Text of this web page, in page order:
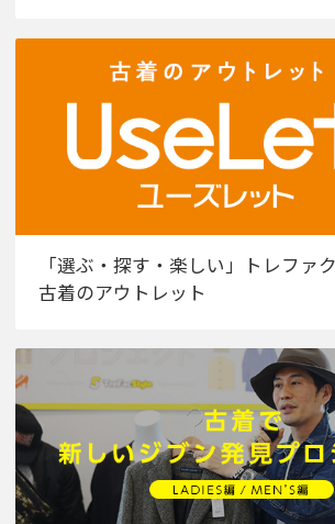
「選ぶ・探す・楽しい」トレファ
古着のアウトレット